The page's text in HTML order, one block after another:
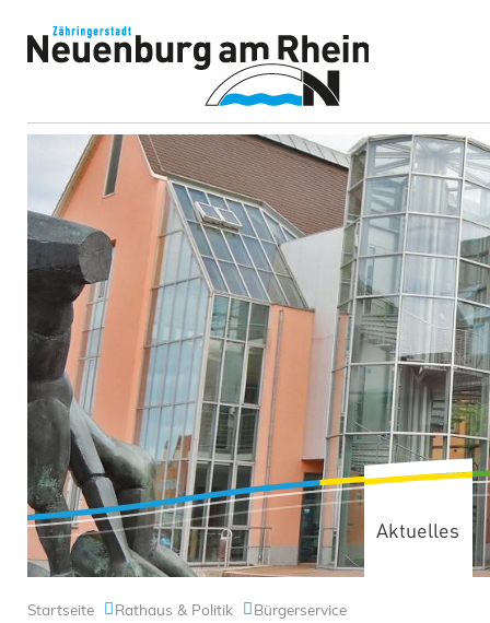
Aktuelles
Startseite Rathaus & Politik Bürgerservice